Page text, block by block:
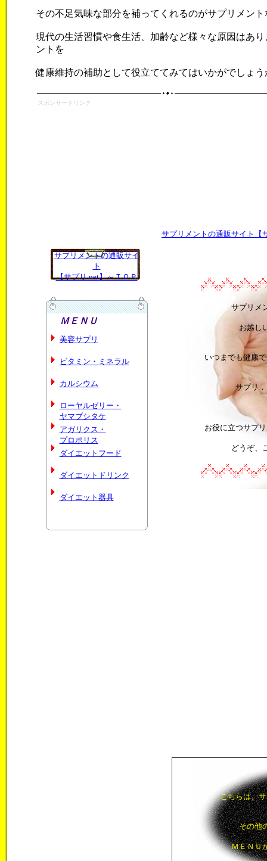
その不足気味な部分を補ってくれるのがサプリメン
現代の生活習慣や食生活、加齢など様々な原因はあ
ントを
健康維持の補助として役立ててみてはいかがでしょう
スポンサードリンク
サプリメントの通販サイ
ト
【サプリ.net】～ＴＯＰ
ＭＥＮＵ
美容サプリ
ビタミン・ミネラル
カルシウム
ローヤルゼリー・
ヤマブシタケ
アガリクス・
プロポリス
ダイエットフード
ダイエットドリンク
ダイエット器具
サプリメントの通販サイト【
サプリメ
お越し
いつまでも健康
サプリ
お役に立つサプ
どうぞ、
こちらは、
その他
ＭＥＮＵ